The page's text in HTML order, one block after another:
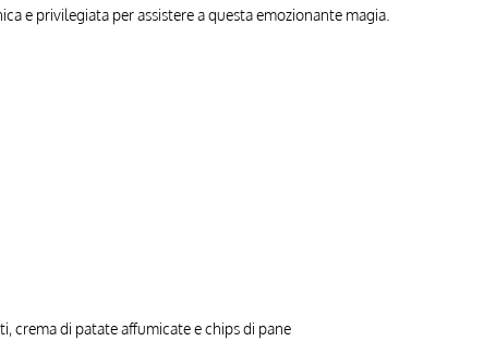
e privilegiata per assistere a questa emozionante magia.
crema di patate affumicate e chips di pane